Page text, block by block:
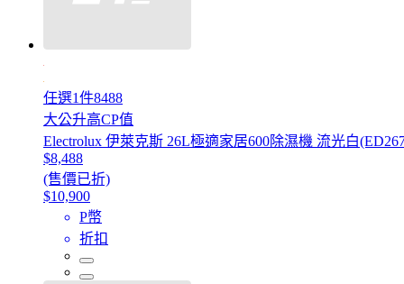
任選1件8488
大公升高CP值
Electrolux 伊萊克斯 26L極適家居600除濕機 流光白
$8,488
(售價已折)
$10,900
P幣
折扣